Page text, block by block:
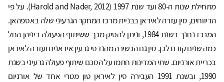
מתחילת שנות ה-80 ועד שנת 1997 (Harold and Nader, 2012). על פי
הדיווחים, סין עזרה לאיראן בבניית מרכז המחקר הגרעיני שלה באספהאן.
המרכז נחנך בשנת 1984, וניתן להסיק מכך ששיתוף הפעולה ביניהן החל
כמה שנים קודם לכן. סין גם הכשירה מהנדסי גרעין איראנים ועזרה לאיראן
בכריית אורניום. שתי המדינות חתמו על הסכם שיתוף פעולה גרעיני בשנת
1990, ובשנת 1991 העבירה סין לאיראן טון מטרי אחד של אורניום